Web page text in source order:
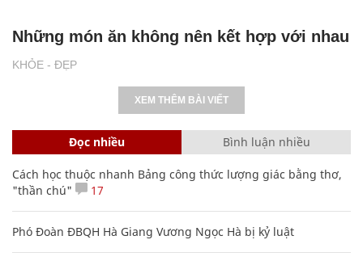
KHỎE - ĐẸP
Những món ăn không nên kết hợp với nhau
XEM THÊM BÀI VIẾT
Đọc nhiều Bình luận nhiều
Cách học thuộc nhanh Bảng công thức lượng giác bằng thơ,
"thần chú"
17
Phó Đoàn ĐBQH Hà Giang Vương Ngọc Hà bị kỷ luật